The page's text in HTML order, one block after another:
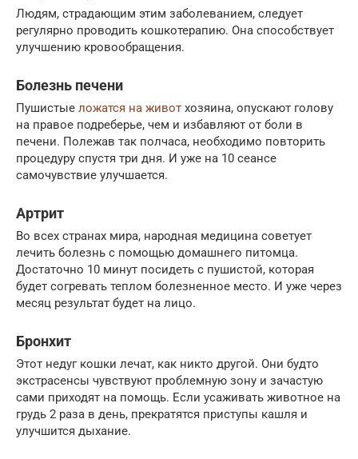
Людям, страдающим этим заболеванием, следует
регулярно проводить кошкотерапию. Она способствует
улучшению кровообращения.
Болезнь печени
Пушистые ложатся на живот хозяина, опускают голову
на правое подреберье, чем и избавляют от боли в
печени. Полежав так полчаса, необходимо повторить
процедуру спустя три дня. И уже на 10 сеансе
самочувствие улучшается.
Артрит
Во всех странах мира, народная медицина советует
лечить болезнь с помощью домашнего питомца.
Достаточно 10 минут посидеть с пушистой, которая
будет согревать теплом болезненное место. И уже через
месяц результат будет на лицо.
Бронхит
Этот недуг кошки лечат, как никто другой. Они будто
экстрасенсы чувствуют проблемную зону и зачастую
сами приходят на помощь. Если усаживать животное на
грудь 2 раза в день, прекратятся приступы кашля и
улучшится дыхание.